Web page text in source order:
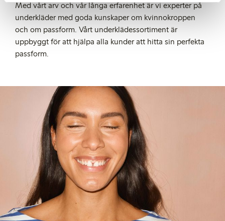
Med vårt arv och vår långa erfarenhet är vi experter på
underkläder med goda kunskaper om kvinnokroppen
och om passform. Vårt underklädessortiment är
uppbyggt för att hjälpa alla kunder att hitta sin perfekta
passform.